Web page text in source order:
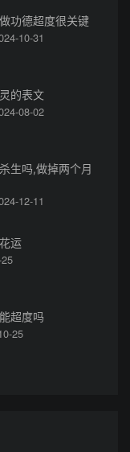
功德超度很关键
10-31
的表文
08-02
生吗,做掉两个月
12-11
运
超度吗
25